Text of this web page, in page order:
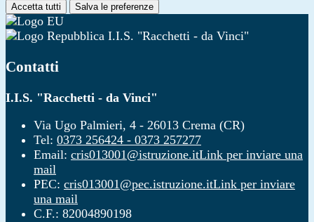
Accetta tutti Salva le preferenze
I.I.S. "Racchetti - da Vinci"
Contatti
I.I.S. "Racchetti - da Vinci"
Via Ugo Palmieri, 4 - 26013 Crema (CR)
Tel: 0373 256424 - 0373 257277
Email: cris013001@istruzione.itLink per inviare una
mail
PEC: cris013001@pec.istruzione.itLink per inviare
una mail
C.F.: 82004890198